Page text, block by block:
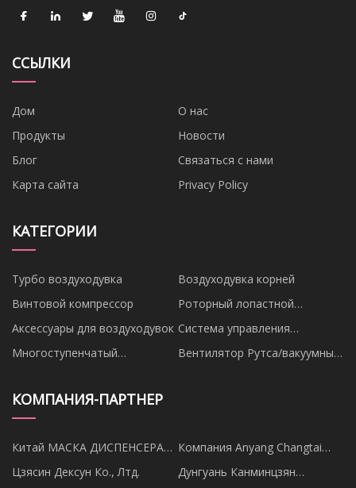
ССЫЛКИ
Дом
О нас
Продукты
Новости
Блог
Связаться с нами
Карта сайта
Privacy Policy
КАТЕГОРИИ
Турбо воздуходувка
Воздуходувка корней
Винтовой компрессор
Роторный лопастной
вентилятор
Аксессуары для воздуходувок Система управления
вентилятором
Многоступенчатый
Вентилятор Рутса/вакуумный
КОМПАНИЯ-ПАРТНЕР
Китай МАСКА ДИСПЕНСЕРА
завод
Компания Anyang Changtai
Silicon Industry Co., Ltd.
Цзясин Дексун Ко., Лтд.
Дунгуань Канминцзян